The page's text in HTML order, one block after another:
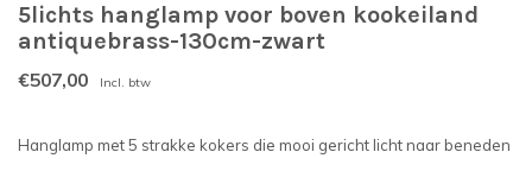
5lichts hanglamp voor boven kookeiland
antiquebrass-130cm-zwart
€507,00 Incl. btw
Hanglamp met 5 strakke kokers die mooi gericht licht naar beneden